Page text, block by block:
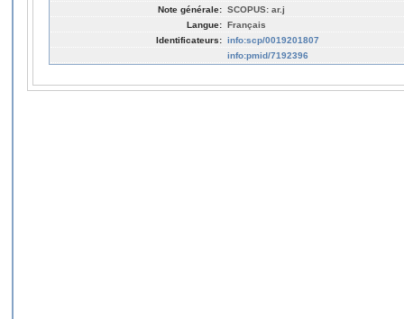
Note générale: SCOPUS: ar.j
Langue: Français
Identificateurs: info:scp/0019201807
info:pmid/7192396